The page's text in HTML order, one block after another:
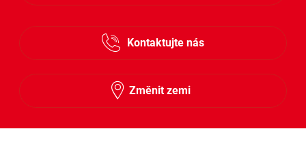
Kontaktujte nás
Změnit zemi